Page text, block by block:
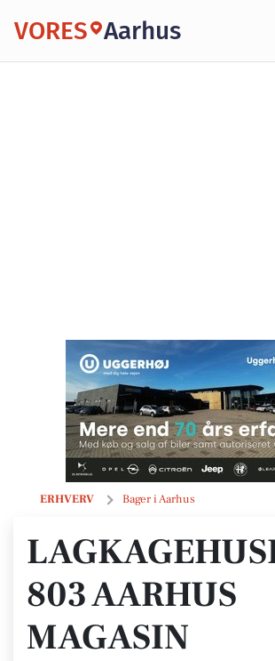
VORES Aarhus
ERHVERV Bager i Aarhus
Lagkagehuset - 803 Aarhus Magasin
803 AARHUS
MAGASIN